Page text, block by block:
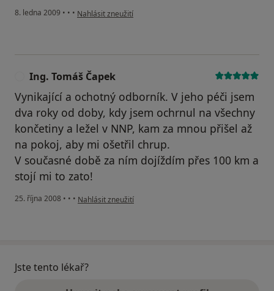
8. ledna 2009 • • • podle názoru uživatele Váš účet byl odstraněn
Nahlásit zneužití
Ing. Tomáš Čapek
Vynikající a ochotný odborník. V jeho péči jsem
dva roky od doby, kdy jsem ochrnul na všechny
končetiny a ležel v NNP, kam za mnou přišel až
na pokoj, aby mi ošetřil chrup.
V současné době za ním dojíždím přes 100 km a
stojí mi to zato!
25. října 2008 • • • podle názoru uživatele Ing. Tomáš Čapek
Nahlásit zneužití
Jste tento lékař?